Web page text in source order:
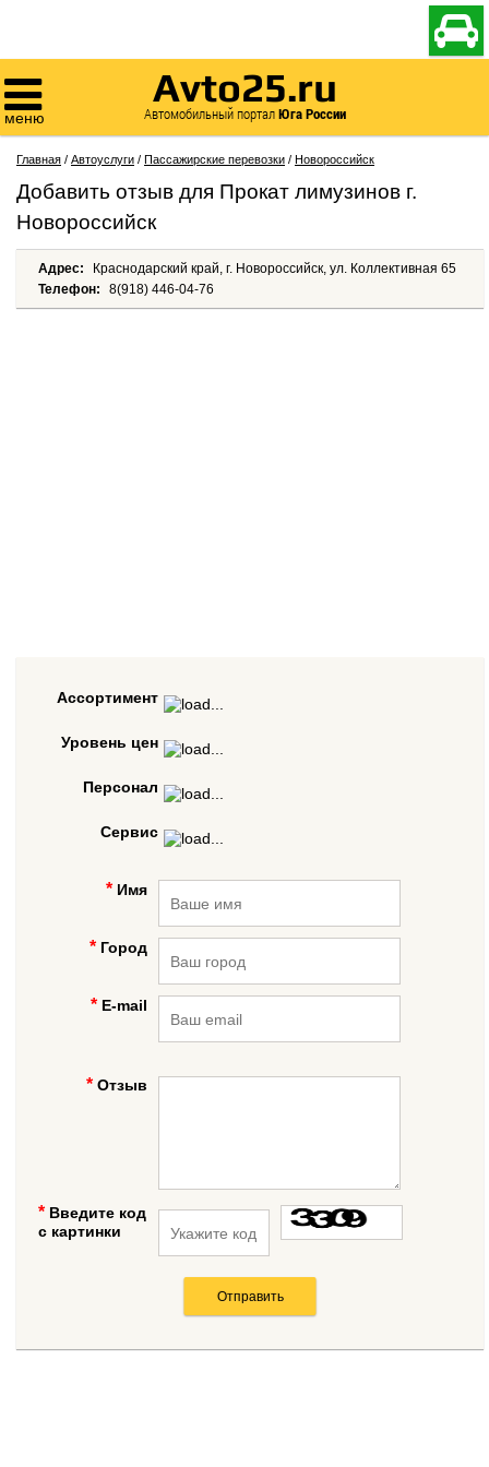


меню
Avto25.ru
Автомобильный порталЮга России
Главная / Автоуслуги / Пассажирские перевозки / Новороссийск
Добавить отзыв для Прокат лимузинов г.
Новороссийск
Адрес:
Краснодарский край, г. Новороссийск, ул. Коллективная 65
Телефон:
8(918) 446-04-76
Ассортимент
Уровень цен
Персонал
Сервис
Имя
Город
E-mail
Отзыв
Введите код
с картинки